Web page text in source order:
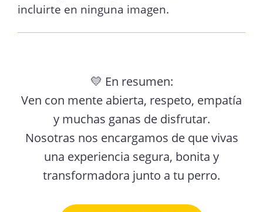
incluirte en ninguna imagen.
💛 En resumen:
Ven con mente abierta, respeto, empatía
y muchas ganas de disfrutar.
Nosotras nos encargamos de que vivas
una experiencia segura, bonita y
transformadora junto a tu perro.